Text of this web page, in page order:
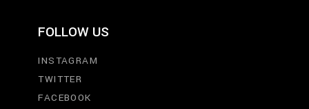
FOLLOW US
INSTAGRAM
TWITTER
FACEBOOK